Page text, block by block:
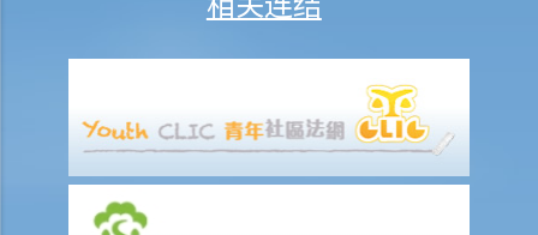
1. 《种族歧视条例》设有宽限期吗？何时届满？宽限期适用于哪些人？
2. 《种族歧视条例》是否适用于全港雇主？
3. 外佣雇主基于种族选择外佣会违反《种族歧视条例》吗？